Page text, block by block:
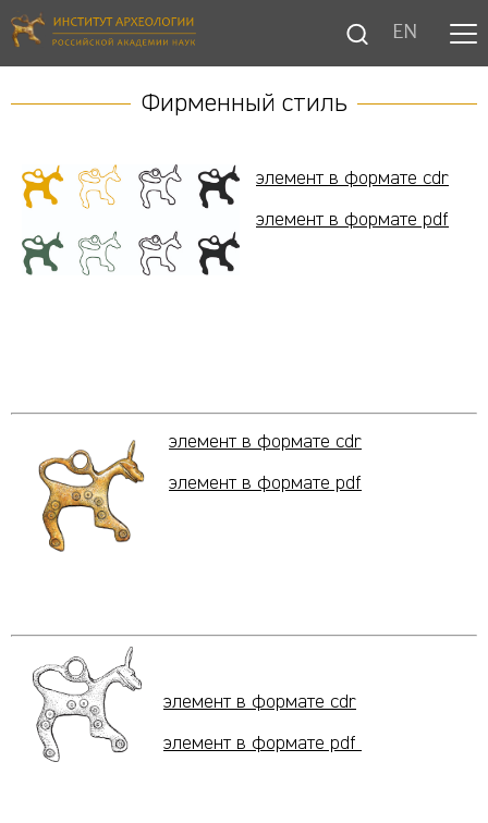
EN
Фирменный стиль
элемент в формате cdr
элемент в формате pdf
элемент в формате cdr
элемент в формате pdf
элемент в формате cdr
элемент в формате pdf